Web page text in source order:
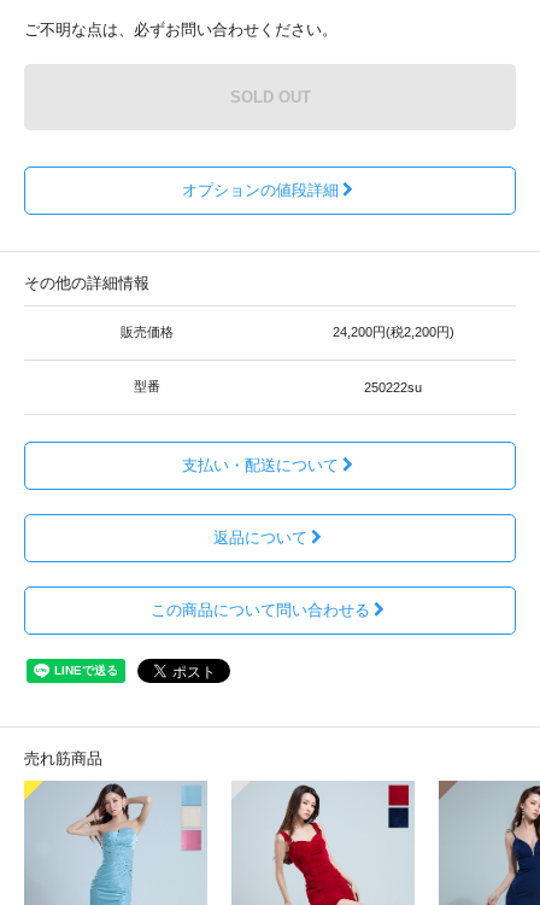
ご不明な点は、必ずお問い合わせください。
SOLD OUT
オプションの値段詳細
その他の詳細情報
販売価格 24,200円(税2,200円)
型番 250222su
支払い・配送について
返品について
この商品について問い合わせる
売れ筋商品